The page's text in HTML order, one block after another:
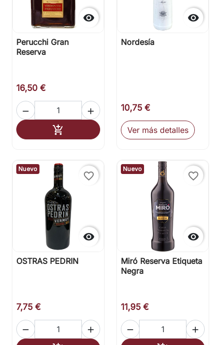

Perucchi Gran
Reserva
16,50 €
 
 Añadir al carrito

Nordesía
10,75 €
Ver más detalles
Nuevo

favorite_border
OSTRAS PEDRIN
7,75 €
 
Nuevo

favorite_border
Miró Reserva Etiqueta
Negra
11,95 €
 